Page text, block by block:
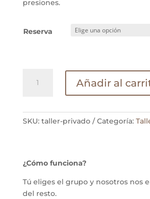
presiones.
Reserva
privado
cantidad
Añadir al
SKU: taller-privado Categoría:
¿Cómo funciona?
Tú eliges el grupo y nosotros nos
del resto.